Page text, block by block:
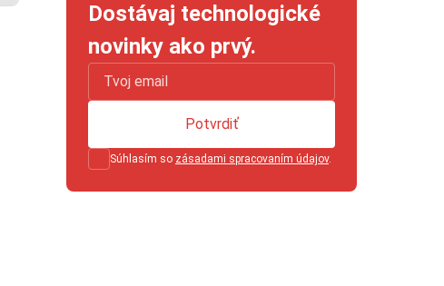
Dostávaj technologické
novinky ako prvý.
Súhlasím so zásadami spracovaním údajov.
Potvrdiť